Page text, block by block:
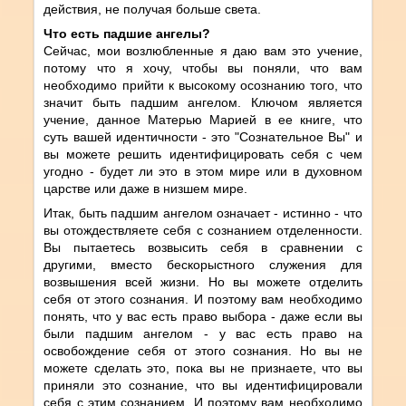
действия, не получая больше света.
Что есть падшие ангелы?
Сейчас, мои возлюбленные я даю вам это учение,
потому что я хочу, чтобы вы поняли, что вам
необходимо прийти к высокому осознанию того, что
значит быть падшим ангелом. Ключом является
учение, данное Матерью Марией в ее книге, что
суть вашей идентичности - это "Сознательное Вы" и
вы можете решить идентифицировать себя с чем
угодно - будет ли это в этом мире или в духовном
царстве или даже в низшем мире.
Итак, быть падшим ангелом означает - истинно - что
вы отождествляете себя с сознанием отделенности.
Вы пытаетесь возвысить себя в сравнении с
другими, вместо бескорыстного служения для
возвышения всей жизни. Но вы можете отделить
себя от этого сознания. И поэтому вам необходимо
понять, что у вас есть право выбора - даже если вы
были падшим ангелом - у вас есть право на
освобождение себя от этого сознания. Но вы не
можете сделать это, пока вы не признаете, что вы
приняли это сознание, что вы идентифицировали
себя с этим сознанием. И поэтому вам необходимо